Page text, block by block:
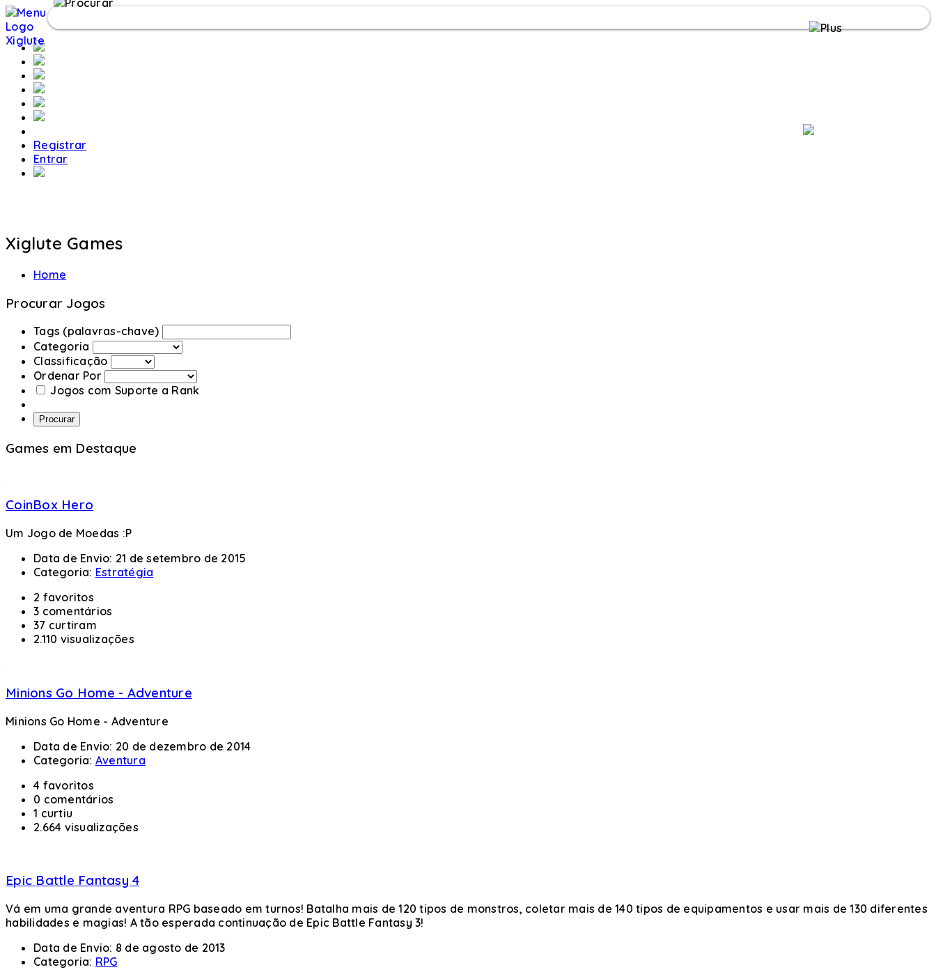
Registrar
Entrar
Xiglute Games
Home
Procurar Jogos
Tags (palavras-chave)
Categoria
Classificação
Ordenar Por
Jogos com Suporte a Rank
Procurar
Games em Destaque
CoinBox Hero
Um Jogo de Moedas :P
Data de Envio: 21 de setembro de 2015
Categoria: Estratégia
2 favoritos
3 comentários
37 curtiram
2.110 visualizações
Minions Go Home - Adventure
Minions Go Home - Adventure
Data de Envio: 20 de dezembro de 2014
Categoria: Aventura
4 favoritos
0 comentários
1 curtiu
2.664 visualizações
Epic Battle Fantasy 4
Vá em uma grande aventura RPG baseado em turnos! Batalha mais de 120 tipos de monstros, coletar mais de 140 tipos de equipamentos e usar mais de 130 diferentes
habilidades e magias! A tão esperada continuação de Epic Battle Fantasy 3!
Data de Envio: 8 de agosto de 2013
Categoria: RPG